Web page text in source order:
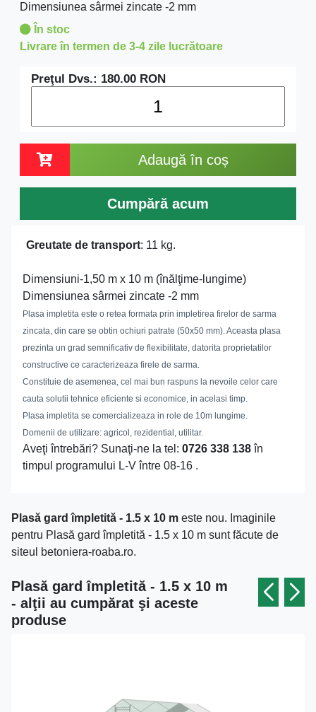
Dimensiunea sârmei zincate -2 mm
În stoc
Livrare în termen de 3-4 zile lucrătoare
Preţul Dvs.: 180.00 RON
Adaugă în coș
Cumpără acum
Greutate de transport: 11 kg.
Dimensiuni-1,50 m x 10 m (înălţime-lungime)
Dimensiunea sârmei zincate -2 mm
Plasa impletita este o retea formata prin impletirea firelor de sarma
zincata, din care se obtin ochiuri patrate (50x50 mm). Aceasta plasa
prezinta un grad semnificativ de flexibilitate, datorita proprietatilor
constructive ce caracterizeaza firele de sarma.
Constituie de asemenea, cel mai bun raspuns la nevoile celor care
cauta solutii tehnice eficiente si economice, in acelasi timp.
Plasa impletita se comercializeaza in role de 10m lungime.
Domenii de utilizare: agricol, rezidential, utilitar.
Aveţi întrebări? Sunaţi-ne la tel: 0726 338 138în
timpul programului L-V între 08-16 .
Plasă gard împletită - 1.5 x 10 m este nou. Imaginile
pentru Plasă gard împletită - 1.5 x 10 m sunt făcute de
siteul betoniera-roaba.ro.
Plasă gard împletită - 1.5 x 10 m
- alţii au cumpărat şi aceste
produse